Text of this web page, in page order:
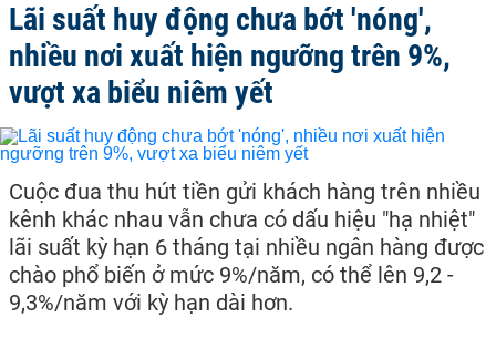
Lãi suất huy động chưa bớt 'nóng',
nhiều nơi xuất hiện ngưỡng trên 9%,
vượt xa biểu niêm yết
Cuộc đua thu hút tiền gửi khách hàng trên nhiều
kênh khác nhau vẫn chưa có dấu hiệu "hạ nhiệt"
lãi suất kỳ hạn 6 tháng tại nhiều ngân hàng được
chào phổ biến ở mức 9%/năm, có thể lên 9,2 -
9,3%/năm với kỳ hạn dài hơn.